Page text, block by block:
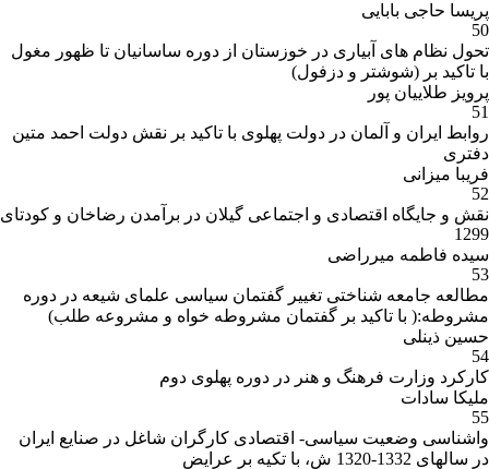
پریسا حاجی بابایی
50
تحول نظام های آبیاری در خوزستان از دوره ساسانیان تا ظهور مغول
با تاکید بر (شوشتر و دزفول)
پرویز طلاییان پور
51
روابط ایران و آلمان در دولت پهلوی با تاکید بر نقش دولت احمد متین
دفتری
فریبا میزانی
52
نقش و جایگاه اقتصادی و اجتماعی گیلان در برآمدن رضاخان و کودتای
1299
سیده فاطمه میرراضی
53
مطالعه جامعه شناختی تغییر گفتمان سیاسی علمای شیعه در دوره
مشروطه:( با تاکید بر گفتمان مشروطه خواه و مشروعه طلب)
حسین ذینلی
54
کارکرد وزارت فرهنگ و هنر در دوره پهلوی دوم
ملیکا سادات
55
واشناسی وضعیت سیاسی- اقتصادی کارگران شاغل در صنایع ایران
در سالهای 1332-1320 ش، با تکیه بر عرایض